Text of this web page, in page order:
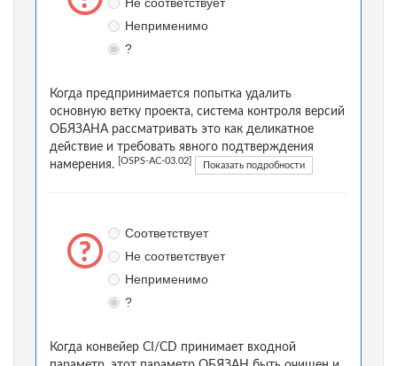
Не соответствует
Неприменимо
?
Когда предпринимается попытка удалить
основную ветку проекта, система контроля версий
ОБЯЗАНА рассматривать это как деликатное
действие и требовать явного подтверждения
намерения.
[OSPS-AC-03.02] Показать подробности
Соответствует
Не соответствует
Неприменимо
?
Когда конвейер CI/CD принимает входной